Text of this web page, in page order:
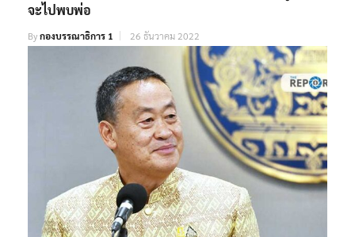
จะไปพบพ่อ
Byกองบรรณาธิการ 1 26 ธันวาคม 2022